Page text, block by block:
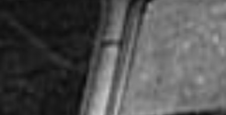
▼
Premi e Certificazioni
Private Label
Eventi
Contatti